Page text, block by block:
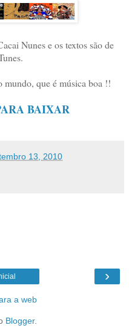
Nunes e os textos são de
mundo, que é música boa !!
BAIXAR
13, 2010
›
a web
Blogger.